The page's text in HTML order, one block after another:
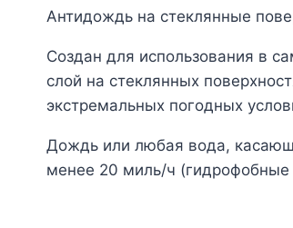
Антидождь на стеклянные
Создан для использования в
слой на стеклянных
экстремальных погодных
Дождь или любая вода,
менее 20 миль/ч (гидрофобные